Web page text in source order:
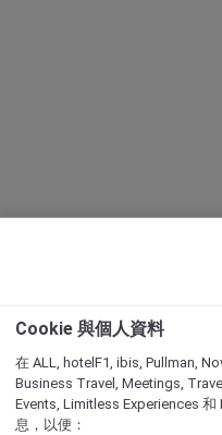
店
Cookie 與個人資料
在 ALL, hotelF1, ibis, Pullman,
Business Travel, Meetings,
Events, Limitless Experiences 和
息，以便：